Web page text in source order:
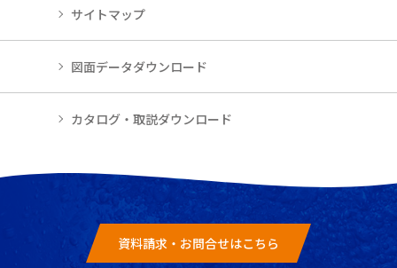
資料請求・お問合せはこちら
サイトマップ
図面データダウンロード
カタログ・取説ダウンロード